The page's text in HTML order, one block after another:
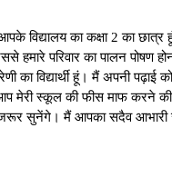
विद्यालय का कक्षा 2 का
हमारे परिवार का पालन पोषण
का विद्यार्थी हूं। मैं अपनी पढ़ाई
मेरी स्कूल की फीस माफ करने
जरूर सुनेंगे। मैं आपका सदैव आभारी